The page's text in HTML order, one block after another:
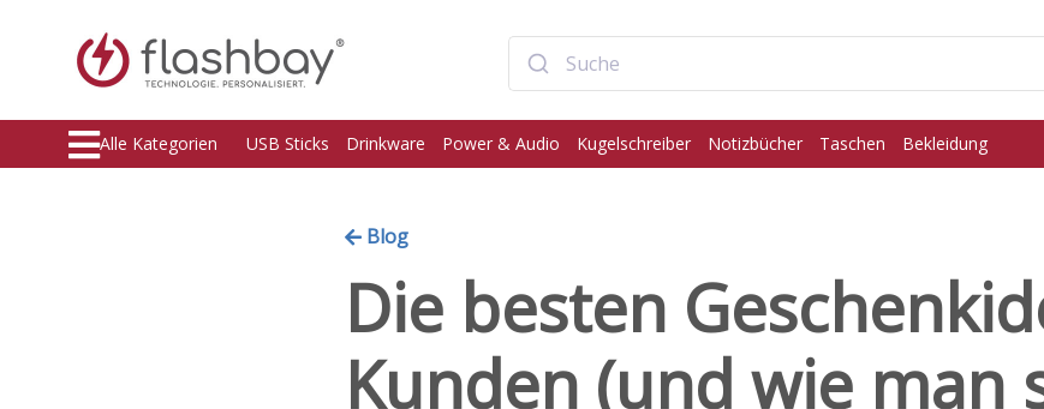
Alle Kategorien USB Sticks Drinkware Power & Audio Kugelschreiber Notizbücher Taschen Bekleidung
Blog
Die besten
Kunden (und wie man